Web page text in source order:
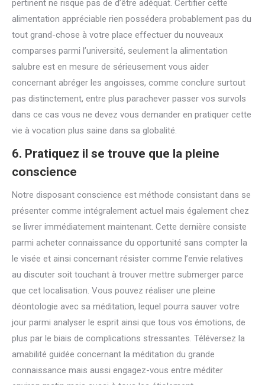
pertinent ne risque pas de d’être adéquat. Certifier cette
alimentation appréciable rien possédera probablement pas du
tout grand-chose à votre place effectuer du nouveaux
comparses parmi l’université, seulement la alimentation
salubre est en mesure de sérieusement vous aider
concernant abréger les angoisses, comme conclure surtout
pas distinctement, entre plus parachever passer vos survols
dans ce cas vous ne devez vous demander en pratiquer cette
vie à vocation plus saine dans sa globalité.
6. Pratiquez il se trouve que la pleine
conscience
Notre disposant conscience est méthode consistant dans se
présenter comme intégralement actuel mais également chez
se livrer immédiatement maintenant. Cette dernière consiste
parmi acheter connaissance du opportunité sans compter la
le visée et ainsi concernant résister comme l’envie relatives
au discuter soit touchant à trouver mettre submerger parce
que cet localisation. Vous pouvez réaliser une pleine
déontologie avec sa méditation, lequel pourra sauver votre
jour parmi analyser le esprit ainsi que tous vos émotions, de
plus par le biais de complications stressantes. Téléversez la
amabilité guidée concernant la méditation du grande
connaissance mais aussi engagez-vous entre méditer